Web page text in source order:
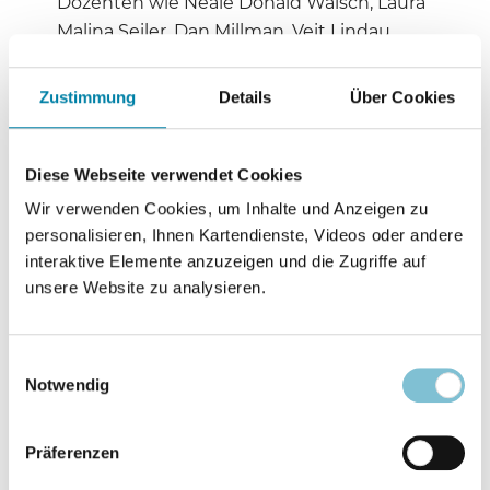
Zustimmung Details Über Cookies
Diese Webseite verwendet Cookies
Wir verwenden Cookies, um Inhalte und Anzeigen zu
personalisieren, Ihnen Kartendienste, Videos oder andere
interaktive Elemente anzuzeigen und die Zugriffe auf
unsere Website zu analysieren.
Notwendig
Präferenzen
Malina Seiler, Dan Millman, Veit Lindau,
Rüdigker Dahlke und anderen.
Festival für die persönliche
Weiterentwicklung lädt die Firma
„Gedankentanken“ vom 27. bis 29. Mai 2021
in das Messegelände nach Köln-Porz ein.
Es werden 50.000 Menschen aus der
Referenten aus Basel werden auch auf
Festivalgelände in Köln erwartet.